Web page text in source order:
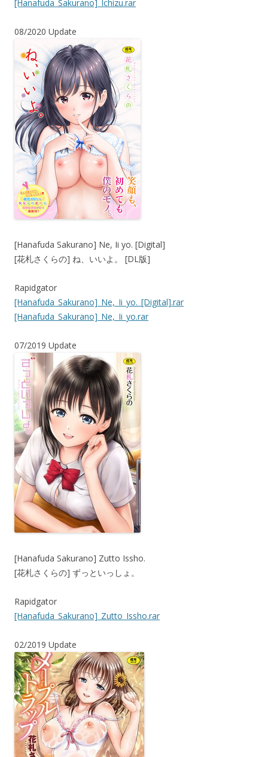
[Hanafuda_Sakurano]_Ichizu.rar
08/2020 Update
[Hanafuda Sakurano] Ne, Ii yo. [Digital]
[花札さくらの] ね、いいよ。 [DL版]
Rapidgator
[Hanafuda_Sakurano]_Ne,_Ii_yo._[Digital].rar
[Hanafuda_Sakurano]_Ne,_Ii_yo.rar
07/2019 Update
[Hanafuda Sakurano] Zutto Issho.
[花札さくらの] ずっといっしょ。
Rapidgator
[Hanafuda_Sakurano]_Zutto_Issho.rar
02/2019 Update